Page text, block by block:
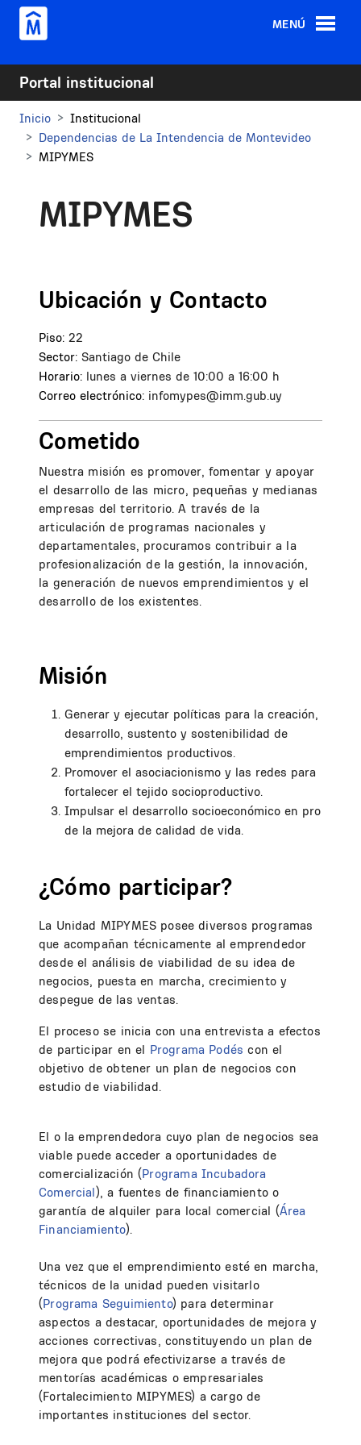
Pasar al contenido principal
MENÚ
Portal institucional
Inicio
Institucional
Dependencias de La Intendencia de Montevideo
MIPYMES
MIPYMES
Ubicación y Contacto
Piso: 22
Sector: Santiago de Chile
Horario: lunes a viernes de 10:00 a 16:00 h
Correo electrónico: infomypes@imm.gub.uy
Cometido
Nuestra misión es promover, fomentar y apoyar
el desarrollo de las micro, pequeñas y medianas
empresas del territorio. A través de la
articulación de programas nacionales y
departamentales, procuramos contribuir a la
profesionalización de la gestión, la innovación,
la generación de nuevos emprendimientos y el
desarrollo de los existentes.
Misión
Generar y ejecutar políticas para la creación,
desarrollo, sustento y sostenibilidad de
emprendimientos productivos.
Promover el asociacionismo y las redes para
fortalecer el tejido socioproductivo.
Impulsar el desarrollo socioeconómico en pro
de la mejora de calidad de vida.
¿Cómo participar?
La Unidad MIPYMES posee diversos programas
que acompañan técnicamente al emprendedor
desde el análisis de viabilidad de su idea de
negocios, puesta en marcha, crecimiento y
despegue de las ventas.
El proceso se inicia con una entrevista a efectos
de participar en el Programa Podés con el
objetivo de obtener un plan de negocios con
estudio de viabilidad.
El o la emprendedora cuyo plan de negocios sea
viable puede acceder a oportunidades de
comercialización (Programa Incubadora
Comercial), a fuentes de financiamiento o
garantía de alquiler para local comercial (Área
Financiamiento).
Una vez que el emprendimiento esté en marcha,
técnicos de la unidad pueden visitarlo
(Programa Seguimiento) para determinar
aspectos a destacar, oportunidades de mejora y
acciones correctivas, constituyendo un plan de
mejora que podrá efectivizarse a través de
mentorías académicas o empresariales
(Fortalecimiento MIPYMES) a cargo de
importantes instituciones del sector.